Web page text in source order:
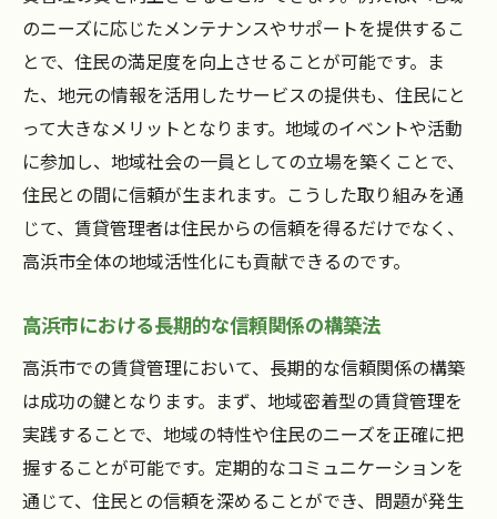
のニーズに応じたメンテナンスやサポートを提供するこ
とで、住民の満足度を向上させることが可能です。ま
た、地元の情報を活用したサービスの提供も、住民にと
って大きなメリットとなります。地域のイベントや活動
に参加し、地域社会の一員としての立場を築くことで、
住民との間に信頼が生まれます。こうした取り組みを通
じて、賃貸管理者は住民からの信頼を得るだけでなく、
高浜市全体の地域活性化にも貢献できるのです。
高浜市における長期的な信頼関係の構築法
高浜市での賃貸管理において、長期的な信頼関係の構築
は成功の鍵となります。まず、地域密着型の賃貸管理を
実践することで、地域の特性や住民のニーズを正確に把
握することが可能です。定期的なコミュニケーションを
通じて、住民との信頼を深めることができ、問題が発生